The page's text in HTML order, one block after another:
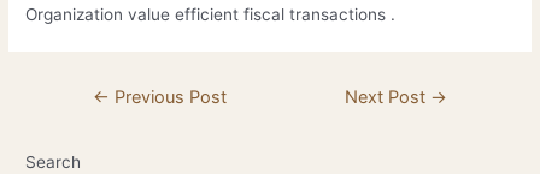
Organization value efficient fiscal transactions .
← Previous Post Next Post →
Search